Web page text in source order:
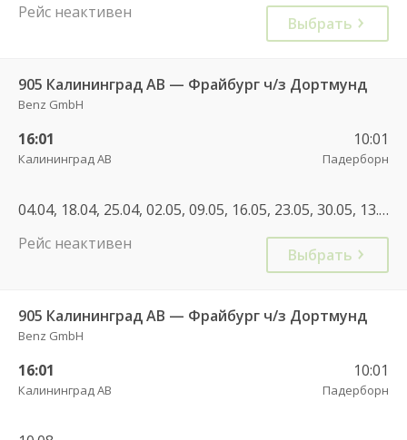
Рейс неактивен
Выбрать
905 Калининград АВ — Фрайбург ч/з Дортмунд
Benz GmbH
16:01
Калининград АВ
10:01
Падерборн
04.04, 18.04, 25.04, 02.05, 09.05, 16.05, 23.05, 30.05, 13.06, 23.06, 30.06, 04.07, 11.07, 14.07, 01.08, 08.08, 29.08, 05.09, 12.09, 13.09, 15.09, 30.05, 27.06, 01.08
Рейс неактивен
Выбрать
905 Калининград АВ — Фрайбург ч/з Дортмунд
Benz GmbH
16:01
Калининград АВ
10:01
Падерборн